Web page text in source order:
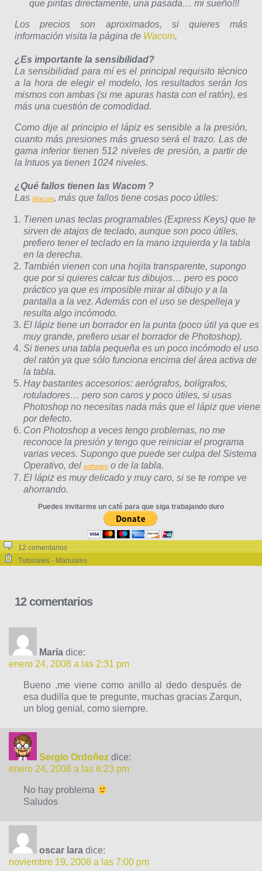
que pintas directamente, una pasada… mi sueño!!!
Los precios son aproximados, si quieres más
información visita la página de Wacom.
¿Es importante la sensibilidad?
La sensibilidad para mí es el principal requisito técnico
a la hora de elegir el modelo, los resultados serán los
mismos con ambas (si me apuras hasta con el ratón), es
más una cuestión de comodidad.
Como dije al principio el lápiz es sensible a la presión,
cuanto más presiones más grueso será el trazo. Las de
gama inferior tienen 512 niveles de presión, a partir de
la Intuos ya tienen 1024 niveles.
¿Qué fallos tienen las Wacom ?
Las Wacom, más que fallos tiene cosas poco útiles:
Tienen unas teclas programables (Express Keys) que te
sirven de atajos de teclado, aunque son poco útiles,
prefiero tener el teclado en la mano izquierda y la tabla
en la derecha.
También vienen con una hojita transparente, supongo
que por si quieres calcar tus dibujos… pero es poco
práctico ya que es imposible mirar al dibujo y a la
pantalla a la vez. Además con el uso se despelleja y
resulta algo incómodo.
El lápiz tiene un borrador en la punta (poco útil ya que es
muy grande, prefiero usar el borrador de Photoshop).
Si tienes una tabla pequeña es un poco incómodo el uso
del ratón ya que sólo funciona encima del área activa de
la tabla.
Hay bastantes accesorios: aerógrafos, bolígrafos,
rotuladores… pero son caros y poco útiles, si usas
Photoshop no necesitas nada más que el lápiz que viene
por defecto.
Con Photoshop a veces tengo problemas, no me
reconoce la presión y tengo que reiniciar el programa
varias veces. Supongo que puede ser culpa del Sistema
Operativo, del software o de la tabla.
El lápiz es muy delicado y muy caro, si se te rompe ve
ahorrando.
Puedes invitarme un café para que siga trabajando duro
12 comentarios
Tutoriales - Manuales
12 comentarios
María dice:
enero 24, 2008 a las 2:31 pm
Bueno ,me viene como anillo al dedo después de
esa dudilla que te pregunte, muchas gracias Zarqun,
un blog genial, como siempre.
Sergio Ordoñez dice:
enero 24, 2008 a las 6:23 pm
No hay problema
Saludos
oscar lara dice:
noviembre 19, 2008 a las 7:00 pm